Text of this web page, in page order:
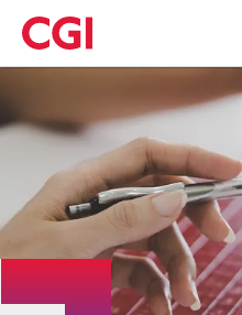
Skip
to
main